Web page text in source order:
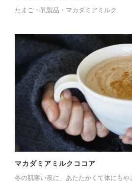
たまご・乳製品・マカダミアミルク
マカダミアミルクココア
冬の肌寒い夜に、あたたかくて体にも